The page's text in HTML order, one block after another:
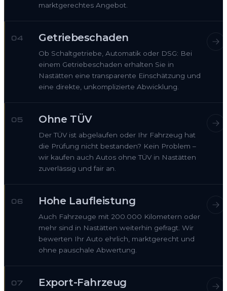
marktgerechtes Angebot.
04 Getriebeschaden
Ob Schaltgetriebe, Automatik oder DSG: Bei
einem Getriebeschaden erhalten Sie in
Nastätten eine transparente Einschätzung und
eine direkte, unkomplizierte Abwicklung.
05 Ohne TÜV
Der TÜV ist abgelaufen oder Ihr Fahrzeug hat
die Prüfung nicht bestanden? Kein Problem –
wir kaufen auch Autos ohne TÜV in Nastätten
zuverlässig und fair an.
06 Hohe Laufleistung
Auch Fahrzeuge mit 200.000 Kilometern oder
mehr sind in Nastätten weiterhin gefragt. Wir
bewerten Ihr Auto ehrlich, marktgerecht und
ohne pauschale Abwertung.
07 Export-Fahrzeug